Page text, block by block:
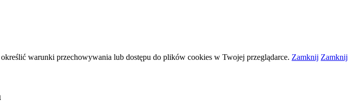
określić warunki przechowywania lub dostępu do plików cookies w Twojej przeglądarce. Zamknij Zamknij